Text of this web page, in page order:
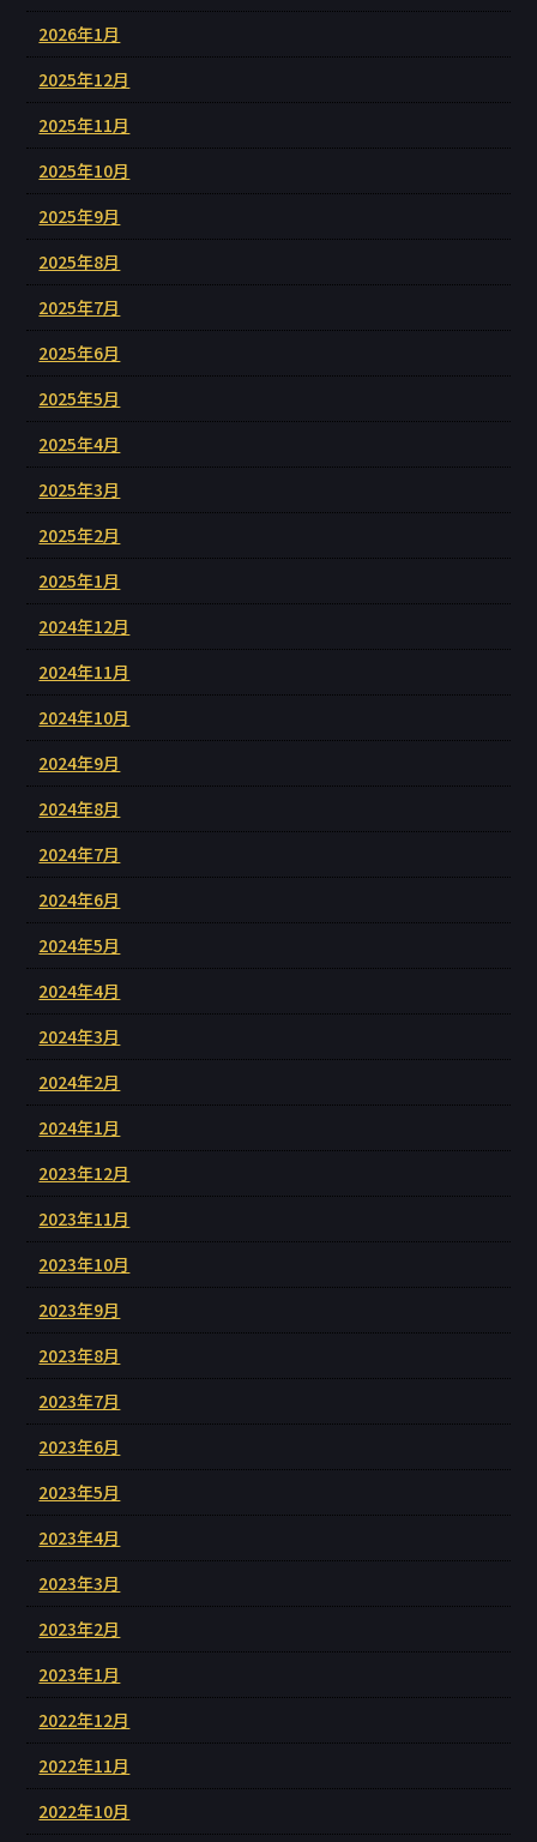
2026年1月
2025年12月
2025年11月
2025年10月
2025年9月
2025年8月
2025年7月
2025年6月
2025年5月
2025年4月
2025年3月
2025年2月
2025年1月
2024年12月
2024年11月
2024年10月
2024年9月
2024年8月
2024年7月
2024年6月
2024年5月
2024年4月
2024年3月
2024年2月
2024年1月
2023年12月
2023年11月
2023年10月
2023年9月
2023年8月
2023年7月
2023年6月
2023年5月
2023年4月
2023年3月
2023年2月
2023年1月
2022年12月
2022年11月
2022年10月